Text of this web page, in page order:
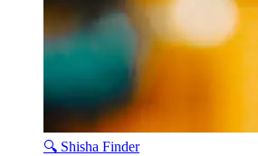
🔍 Shisha Finder